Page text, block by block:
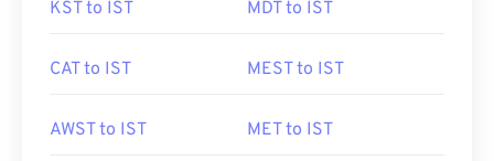
KST to IST MDT to IST
CAT to IST MEST to IST
AWST to IST MET to IST